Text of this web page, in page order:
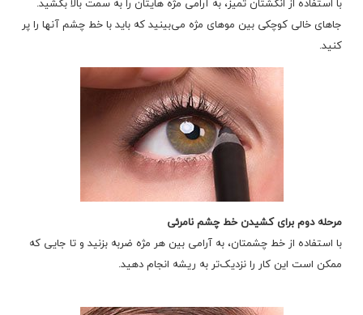
با استفاده از انگشتان تمیز، به آرامی مژه هایتان را به سمت بالا بکشید.
جاهای خالی کوچکی بین موهای مژه می‌بینید که باید با خط چشم آنها را پر
کنید.
مرحله دوم برای کشیدن خط چشم نامرئی
با استفاده از خط چشمتان، به آرامی بین هر مژه ضربه بزنید و تا جایی که
ممکن است این کار را نزدیک‌تر به ریشه انجام دهید.